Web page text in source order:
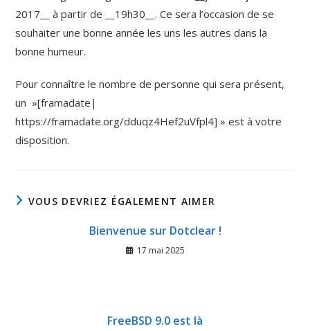
2017__ à partir de __19h30__. Ce sera l’occasion de se
souhaiter une bonne année les uns les autres dans la
bonne humeur.
Pour connaître le nombre de personne qui sera présent,
un »[framadate|
https://framadate.org/dduqz4Hef2uVfpl4] » est à votre
disposition.
VOUS DEVRIEZ ÉGALEMENT AIMER
Bienvenue sur Dotclear !
17 mai 2025
FreeBSD 9.0 est là